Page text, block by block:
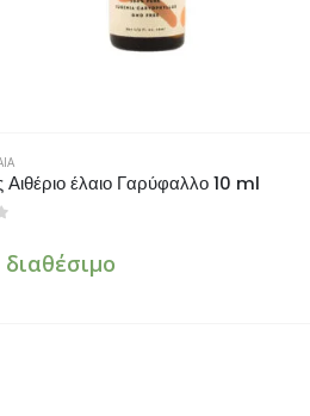
Αιθέριο έλαιο Γαρύφαλλο 10 ml